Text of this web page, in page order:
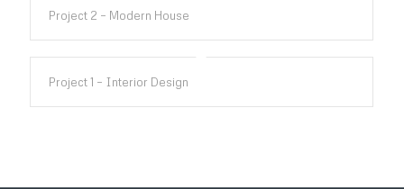
Project 2 – Modern House
Project 1 – Interior Design